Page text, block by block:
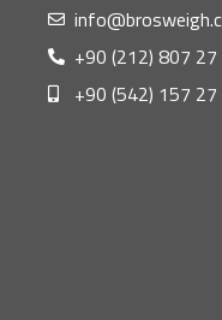
+90 (212) 807 27
+90 (542) 157 27